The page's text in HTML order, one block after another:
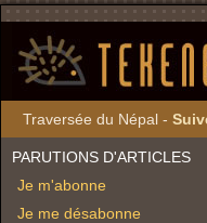
Traversée du Népal -
PARUTIONS D'ARTICLES
Je m'abonne
Je me désabonne